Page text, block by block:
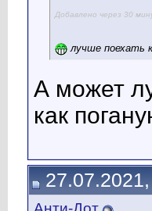
Добавлено через 30
лучше поехать
А может
как